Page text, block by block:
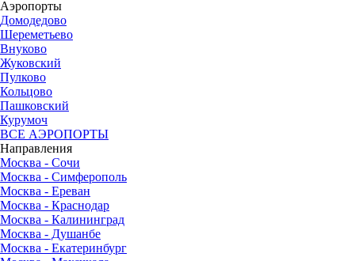
Аэропорты
Домодедово
Шереметьево
Внуково
Жуковский
Пулково
Кольцово
Пашковский
Курумоч
ВСЕ АЭРОПОРТЫ
Направления
Москва - Сочи
Москва - Симферополь
Москва - Ереван
Москва - Краснодар
Москва - Калининград
Москва - Душанбе
Москва - Екатеринбург